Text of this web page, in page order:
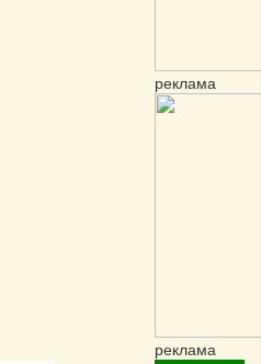
реклама
реклама